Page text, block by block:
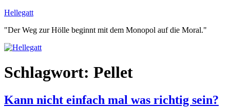
Zum
springen
Hellegatt
"Der Weg zur Hölle beginnt mit dem Monopol auf die Moral."
Schlagwort: Pellet
Kann nicht einfach mal was richtig sein?